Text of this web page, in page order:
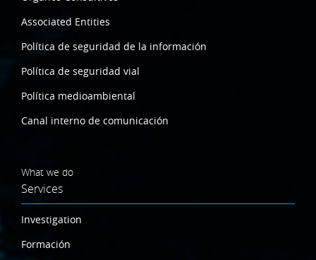
Associated Entities
Política de seguridad de la información
Política de seguridad vial
Política medioambiental
Canal interno de comunicación
What we do
Services
Investigation
Formación